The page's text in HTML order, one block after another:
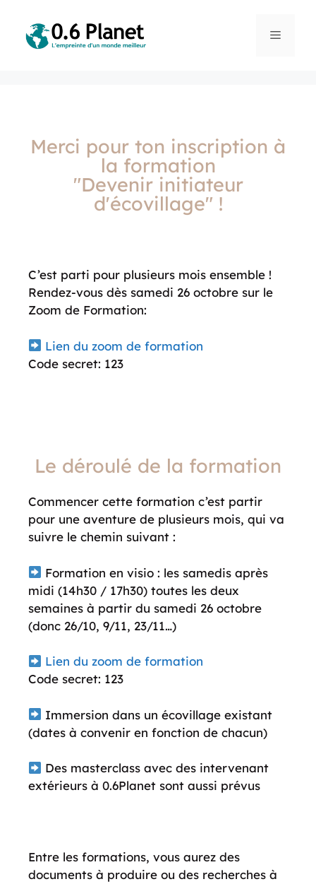
Merci pour ton inscription à
la formation
"Devenir initiateur
d'écovillage" !
C’est parti pour plusieurs mois ensemble !
Rendez-vous dès samedi 26 octobre sur le
Zoom de Formation:
Lien du zoom de formation
Code secret: 123
Le déroulé de la formation
Commencer cette formation c’est partir
pour une aventure de plusieurs mois, qui va
suivre le chemin suivant :
Formation en visio : les samedis après
midi (14h30 / 17h30) toutes les deux
semaines à partir du samedi 26 octobre
(donc 26/10, 9/11, 23/11…)
Lien du zoom de formation
Code secret: 123
Immersion dans un écovillage existant
(dates à convenir en fonction de chacun)
Des masterclass avec des intervenant
extérieurs à 0.6Planet sont aussi prévus
Entre les formations, vous aurez des
documents à produire ou des recherches à